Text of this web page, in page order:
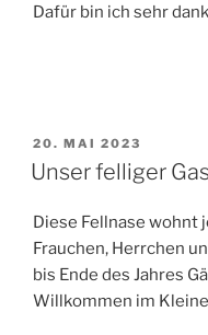
Dafür bin ich sehr
VERÖFFENTLICHT
AM
20. MAI 2023
Unser felliger
Diese Fellnase wohnt
Frauchen, Herrchen
bis Ende des Jahres
Willkommen im